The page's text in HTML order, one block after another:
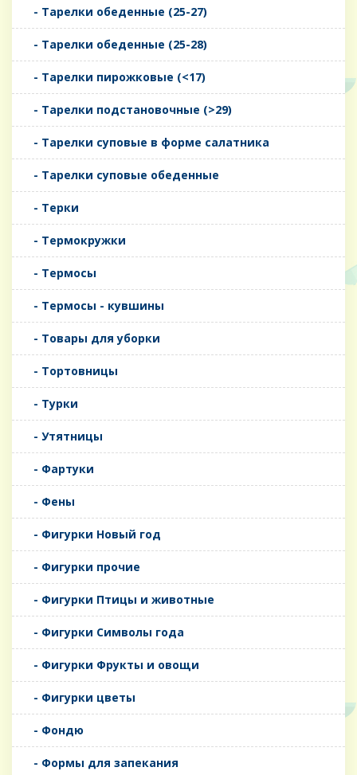
- Тарелки обеденные (25-27)
- Тарелки обеденные (25-28)
- Тарелки пирожковые (<17)
- Тарелки подстановочные (>29)
- Тарелки суповые в форме салатника
- Тарелки суповые обеденные
- Терки
- Термокружки
- Термосы
- Термосы - кувшины
- Товары для уборки
- Тортовницы
- Турки
- Утятницы
- Фартуки
- Фены
- Фигурки Новый год
- Фигурки прочие
- Фигурки Птицы и животные
- Фигурки Символы года
- Фигурки Фрукты и овощи
- Фигурки цветы
- Фондю
- Формы для запекания